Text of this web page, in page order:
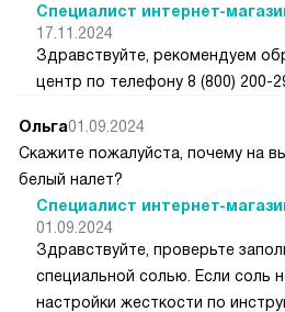
Специалист интернет-
17.11.2024
Здравствуйте, рекомендуем
центр по телефону 8 (800) 200-
Ольга01.09.2024
Скажите пожалуйста, почему на
белый налет?
Специалист интернет-
01.09.2024
Здравствуйте, проверьте
специальной солью. Если соль
настройки жесткости по